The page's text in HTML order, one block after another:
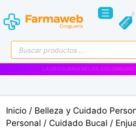
al
contenido
Búsqueda
de
productos
VENTAS
Inicio / Belleza y Cuidado
Personal / Cuidado Bucal /